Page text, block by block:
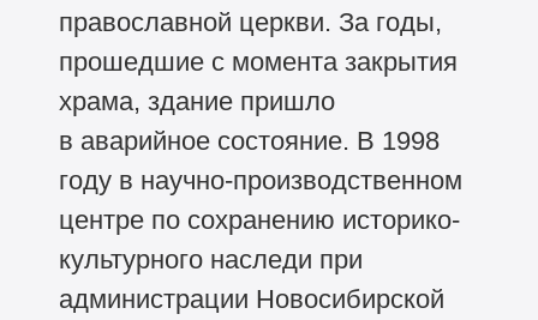
православной церкви. За годы,
прошедшие с момента закрытия
храма, здание пришло
в аварийное состояние. В 1998
году в научно-производственном
центре по сохранению историко-
культурного наследи при
администрации Новосибирской